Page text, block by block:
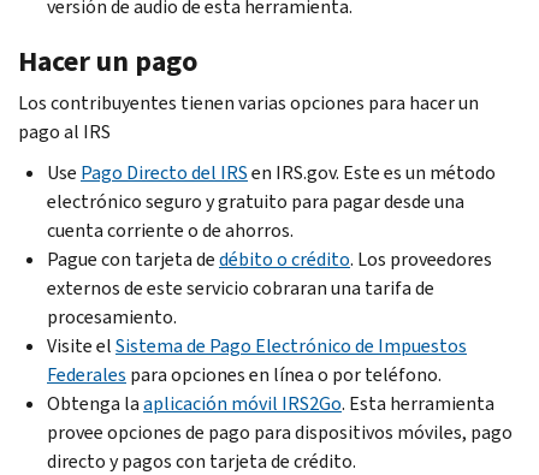
versión de audio de esta herramienta.
Hacer un pago
Los contribuyentes tienen varias opciones para hacer un
pago al IRS
Use Pago Directo del IRSen IRS.gov. Este es un método
electrónico seguro y gratuito para pagar desde una
cuenta corriente o de ahorros.
Pague con tarjeta dedébito o crédito. Los proveedores
externos de este servicio cobraran una tarifa de
procesamiento.
Visite elSistema de Pago Electrónico de Impuestos
Federales para opciones en línea o por teléfono.
Obtenga laaplicación móvil IRS2Go. Esta herramienta
provee opciones de pago para dispositivos móviles, pago
directo y pagos con tarjeta de crédito.